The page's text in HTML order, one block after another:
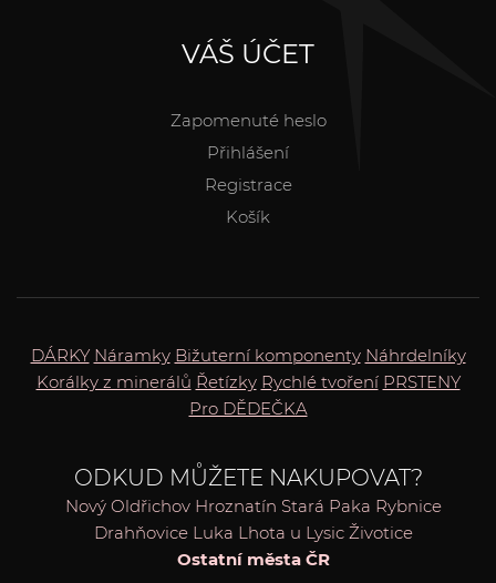
VÁŠ ÚČET
Zapomenuté heslo
Přihlášení
Registrace
Košík
DÁRKY Náramky Bižuterní komponenty Náhrdelníky
Korálky z minerálů Řetízky Rychlé tvoření PRSTENY
Pro DĚDEČKA
ODKUD MŮŽETE NAKUPOVAT?
Nový Oldřichov Hroznatín Stará Paka Rybnice
Drahňovice Luka Lhota u Lysic Životice
Ostatní města ČR